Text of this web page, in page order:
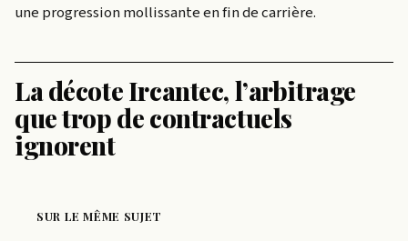
une progression mollissante en fin de carrière.
La décote Ircantec, l’arbitrage
que trop de contractuels
ignorent
SUR LE MÊME SUJET